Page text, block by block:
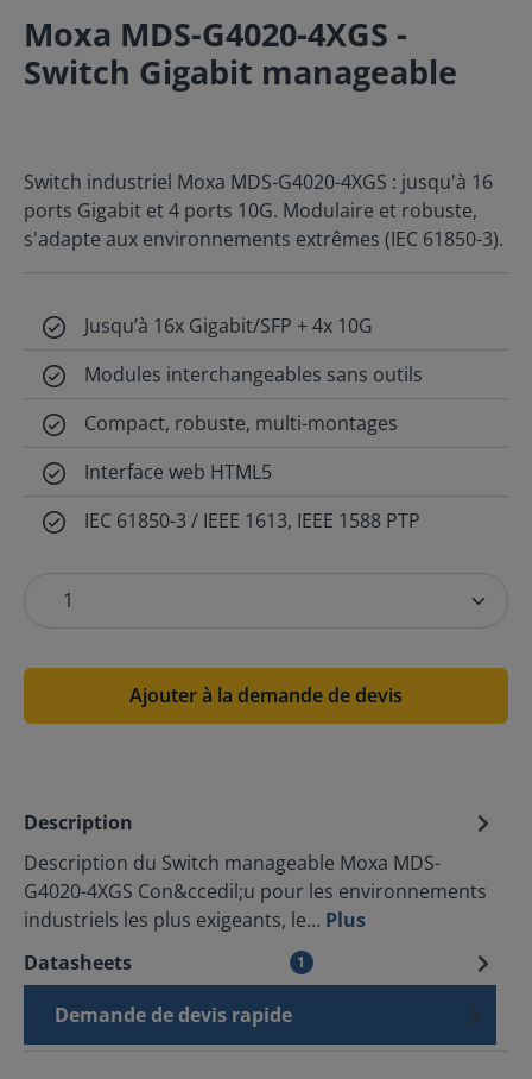
Moxa MDS-G4020-4XGS -
Switch Gigabit manageable
Switch industriel Moxa MDS-G4020-4XGS : jusqu'à 16
ports Gigabit et 4 ports 10G. Modulaire et robuste,
s'adapte aux environnements extrêmes (IEC 61850-3).
Jusqu’à 16x Gigabit/SFP + 4x 10G
Modules interchangeables sans outils
Compact, robuste, multi-montages
Interface web HTML5
IEC 61850-3 / IEEE 1613, IEEE 1588 PTP
Ajouter à la demande de devis
Description
Description du Switch manageable Moxa MDS-
G4020-4XGS Con&ccedil;u pour les environnements
industriels les plus exigeants, le… Plus
Datasheets
1
Demande de devis rapide